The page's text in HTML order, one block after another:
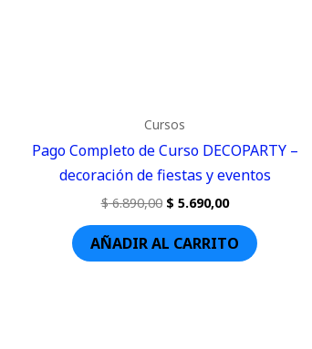
Cursos
Pago Completo de Curso DECOPARTY –
decoración de fiestas y eventos
$6.890,00 $ 5.690,00
AÑADIR AL CARRITO